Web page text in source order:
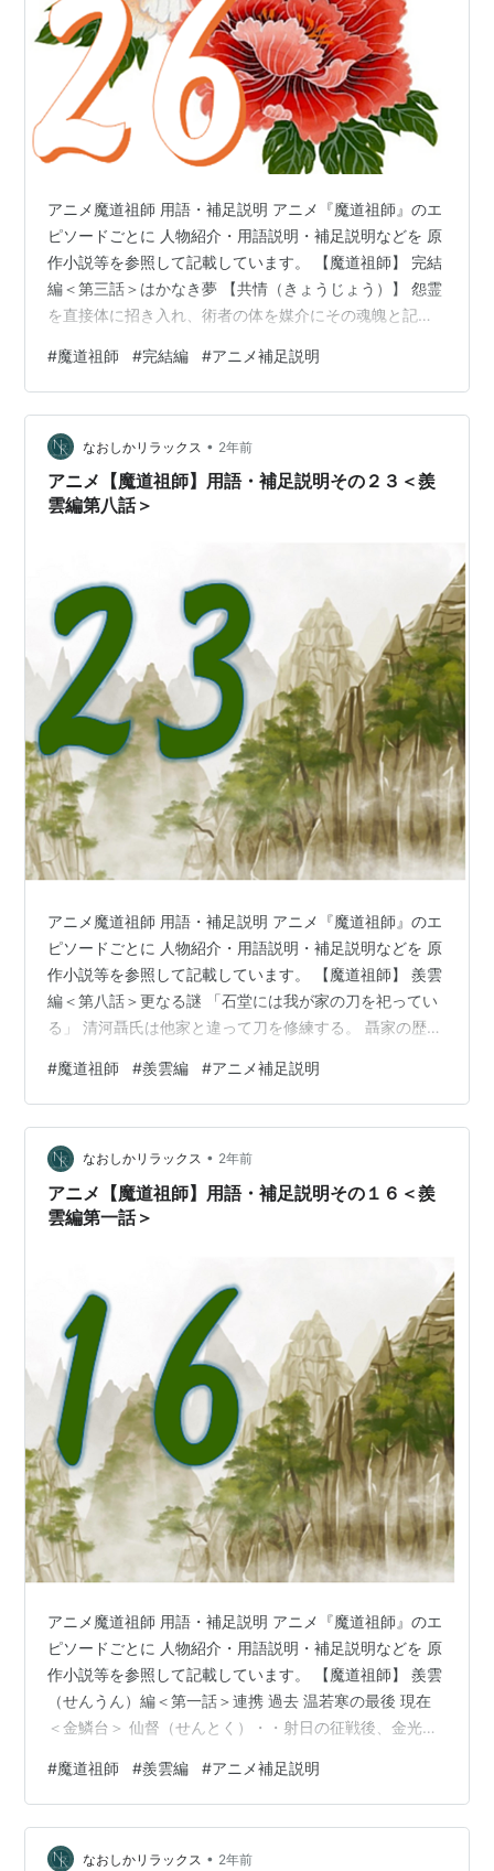
アニメ魔道祖師 用語・補足説明 アニメ『魔道祖師』のエ
ピソードごとに 人物紹介・用語説明・補足説明などを 原
作小説等を参照して記載しています。 【魔道祖師】 完結
編＜第三話＞はかなき夢 【共情（きょうじょう）】 怨霊
を直接体に招き入れ、術者の体を媒介にその魂魄と記憶
も出来るが、どんな方法より危険でもある。ひとたび怨
霊が術者に逆らい反撃されたら、最低でも奪舎は免れな
い。 共情者が霊の感情に入り込みすぎて自力では抜け出
せなくなる可能性があるため、儀式には監督者が必要で
あり、清心の鈴の音を合図とした（共情者の慣れ親しん
だ音が望ましい）。 共情してみる…
#魔道祖師 #完結編 #アニメ補足説明
なおしかリラックス • 2年前
アニメ【魔道祖師】用語・補足説明その２３＜羨
雲編第八話＞
アニメ魔道祖師 用語・補足説明 アニメ『魔道祖師』のエ
ピソードごとに 人物紹介・用語説明・補足説明などを 原
作小説等を参照して記載しています。 【魔道祖師】 羨雲
編＜第八話＞更なる謎 「石堂には我が家の刀を祀ってい
る」 清河聶氏は他家と違って刀を修練する。 聶家の歴代
主が自我をなくし、全身の血管が破裂して急死してい
る。聶懐桑の兄、聶明玦もそうだった。 刀は主人が死ぬ
と制御できる者がいなくなり、凶器と化す。溶かすこと
もできない。刀は人ではなく悪鬼凶霊、妖魔鬼怪たちを
欲しがり、斬れるものがなくなると聶家に祟りを起こ
す。そのため六代目宗主は刀霊が邪祟…
#魔道祖師 #羨雲編 #アニメ補足説明
なおしかリラックス • 2年前
アニメ【魔道祖師】用語・補足説明その１６＜羨
雲編第一話＞
アニメ魔道祖師 用語・補足説明 アニメ『魔道祖師』のエ
ピソードごとに 人物紹介・用語説明・補足説明などを 原
作小説等を参照して記載しています。 【魔道祖師】 羨雲
（せんうん）編＜第一話＞連携 過去 温若寒の最後 現在
＜金鱗台＞ 仙督（せんとく）・・射日の征戦後、金光善
た役職。金光善亡きあと金光瑤が宗主と共に継いだ。
【見張り櫓（やぐら）】 仙門に存在する大小様々な世家
はあらゆる地域に分布しているが、辺ぴで風水も悪い土
地には誰も拠点を置きたがらず、滅多に足を踏み入れな
#魔道祖師 #羨雲編 #アニメ補足説明
なおしかリラックス • 2年前